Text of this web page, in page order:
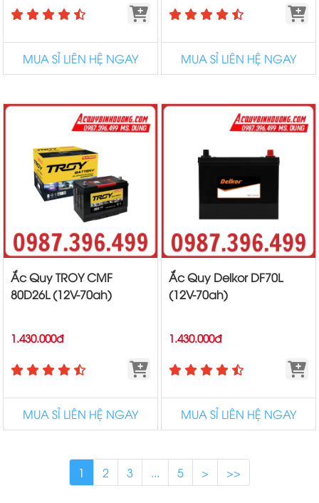
MUA SỈ LIÊN HỆ NGAY MUA SỈ LIÊN HỆ NGAY
Ắc Quy TROY CMF
80D26L (12V-70ah)
1.430.000đ
MUA SỈ LIÊN HỆ NGAY
Ắc Quy Delkor DF70L
(12V-70ah)
1.430.000đ
MUA SỈ LIÊN HỆ NGAY
1 2 3 ... 5 > >>